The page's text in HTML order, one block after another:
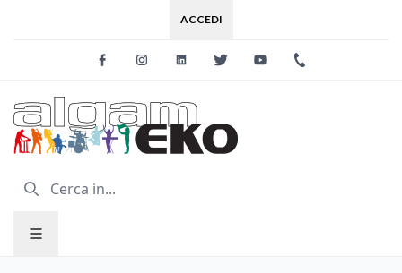
ACCEDI
FacebookInstagramLinkedinTwitter Youtube